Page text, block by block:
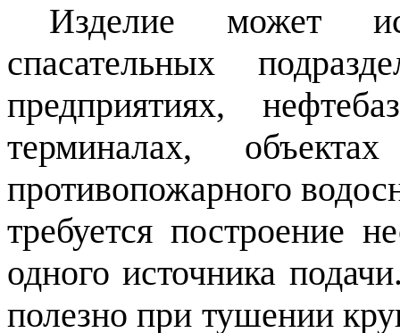
Изделие может
спасательных
предприятиях,
терминалах,
противопожарного
требуется построение
одного источника
полезно при тушении